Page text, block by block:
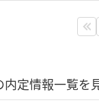
定情報一覧を